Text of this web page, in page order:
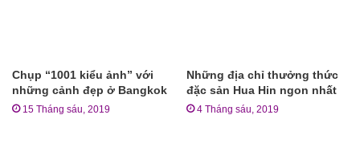
Chụp “1001 kiểu ảnh” với
những cảnh đẹp ở Bangkok
15 Tháng sáu, 2019
Những địa chỉ thưởng thức
đặc sản Hua Hin ngon nhất
4 Tháng sáu, 2019